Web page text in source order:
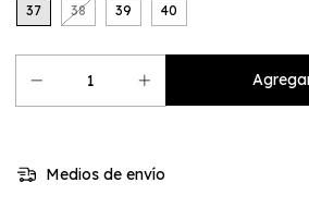
37 38 39 40
Medios de envío